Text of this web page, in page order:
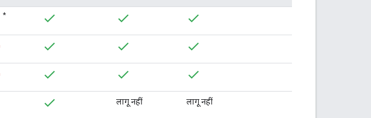
*
लागू नहीं लागू नहीं